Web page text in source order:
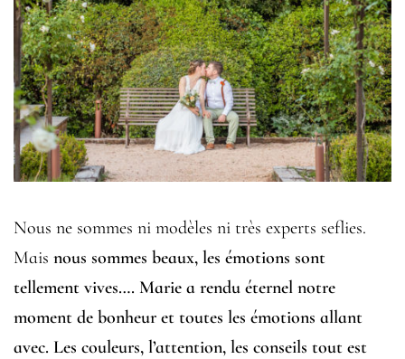
Nous ne sommes ni modèles ni très experts seflies.
Mais nous sommes beaux, les émotions sont
tellement vives…. Marie a rendu éternel notre
moment de bonheur et toutes les émotions allant
avec. Les couleurs, l’attention, les conseils tout est